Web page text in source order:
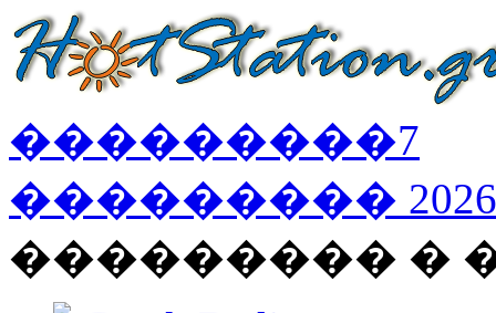
���������7
��������� 2026
��������� �